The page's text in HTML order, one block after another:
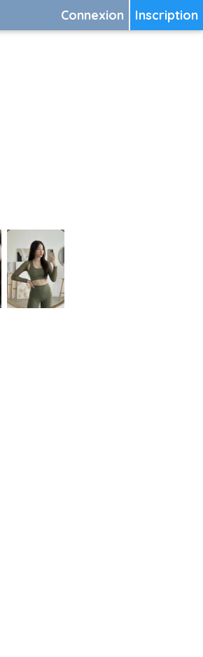
Inscription
Connexion